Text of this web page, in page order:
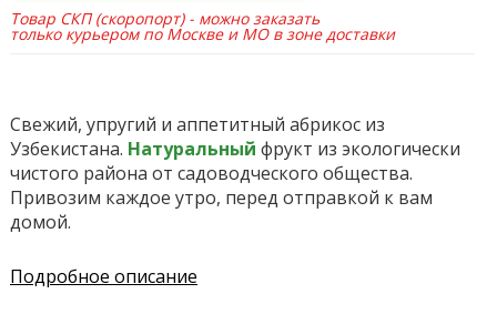
Товар СКП (скоропорт) - можно заказать
только курьером по Москве и МО в зоне доставки
Свежий, упругий и аппетитный абрикос из
Узбекистана. Натуральный фрукт из экологически
чистого района от садоводческого общества.
Привозим каждое утро, перед отправкой к вам
домой.
Подробное описание